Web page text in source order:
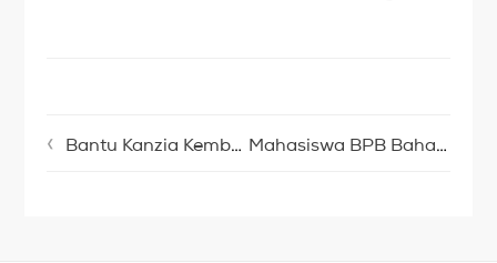
Bantu Kanzia Kembali Mendengar Suara Orang Tuanya Mahasiswa BPB Bahas Pengelolaan Quarter Life Crisis Jelang Tingkat Akhir